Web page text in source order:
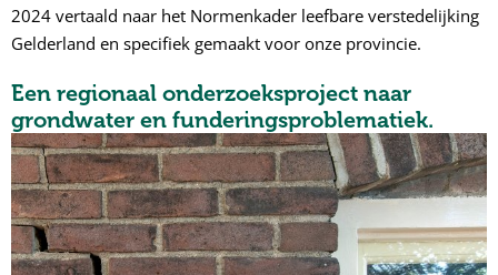
2024 vertaald naar het Normenkader leefbare verstedelijking
Gelderland en specifiek gemaakt voor onze provincie.
Een regionaal onderzoeksproject naar
grondwater en funderingsproblematiek.